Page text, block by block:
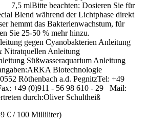
mlBitte beachten: Dosieren Sie für
Blend während der Lichtphase direkt
hemmt das Bakterienwachstum, für
Sie 25-50 % mehr hinzu.
gegen Cyanobakterien Anleitung
Nitratquellen Anleitung
Süßwasseraquarium Anleitung
Biotechnologie
Röthenbach a.d. PegnitzTel: +49
+49 (0)911 - 56 98 610 - 29 Mail:
durch:Oliver Schultheiß
€ / 100 Milliliter)